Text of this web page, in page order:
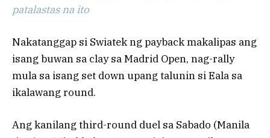
patalastas na ito
Nakatanggap si Swiatek ng payback makalipas ang
isang buwan sa clay sa Madrid Open, nag-rally
mula sa isang set down upang talunin si Eala sa
ikalawang round.
Ang kanilang third-round duel sa Sabado (Manila